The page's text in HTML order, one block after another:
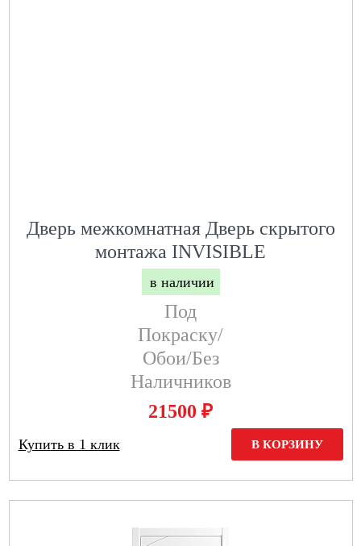
Дверь межкомнатная Дверь скрытого
монтажа INVISIBLE
в наличии
Под
Покраску/
Обои/без
Наличников
21500 ₽
Купить в 1 клик В КОРЗИНУ